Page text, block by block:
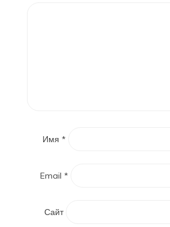
Имя *
Email *
Сайт